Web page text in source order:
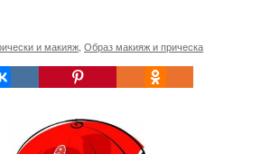
и макияж Образ макияж и прическа